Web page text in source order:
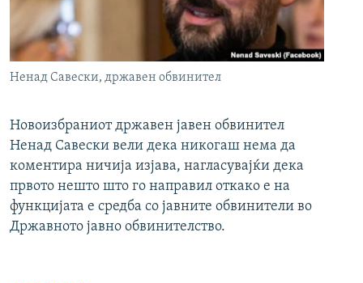
Ненад Савески, државен обвинител
Новоизбраниот државен јавен обвинител
Ненад Савески вели дека никогаш нема да
коментира ничија изјава, нагласувајќи дека
првото нешто што го направил откако е на
функцијата е средба со јавните обвинители во
Државното јавно обвинителство.